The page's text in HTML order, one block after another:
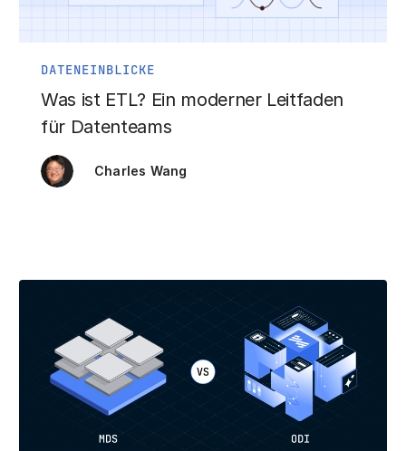
DATENEINBLICKE
Was ist ETL? Ein moderner Leitfaden
für Datenteams
Charles Wang